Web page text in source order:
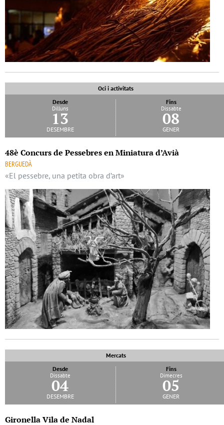
Oci i activitats
Desde
Dilluns
13
desembre
Fins
Dissabte
08
gener
48è Concurs de Pessebres en Miniatura d’Avià
BERGUEDÀ
«El pessebre, una petita obra d’art»
Mercats
Desde
Dissabte
04
desembre
Fins
Dimecres
05
gener
Gironella Vila de Nadal